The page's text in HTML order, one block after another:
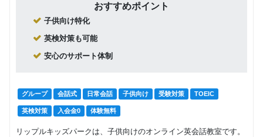
おすすめポイント
子供向け特化
英検対策も可能
安心のサポート体制
グループ 会話式 日常会話 子供向け 受験対策 TOEIC
英検対策 入会金0 体験無料
リップルキッズパークは、子供向けのオンライン英会話教室です。